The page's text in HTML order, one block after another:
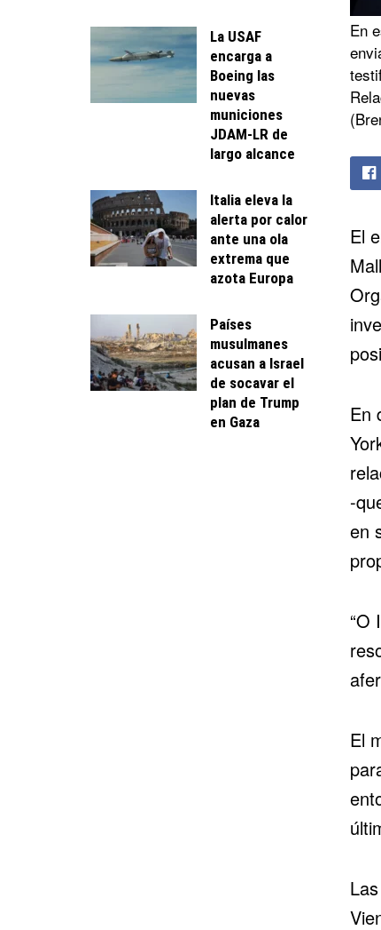
En
El
En
-
en
“O
El
La USAF
encarga a
Boeing las
nuevas
municiones
JDAM-LR de
largo alcance
Italia eleva la
alerta por calor
ante una ola
extrema que
azota Europa
Países
musulmanes
acusan a Israel
de socavar el
plan de Trump
en Gaza